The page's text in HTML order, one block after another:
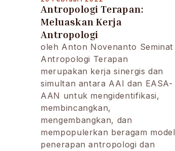
Antropologi Terapan:
Meluaskan Kerja
Antropologi
oleh Anton Novenanto Seminat
Antropologi Terapan
merupakan kerja sinergis dan
simultan antara AAI dan EASA-
AAN untuk mengidentifikasi,
membincangkan,
mengembangkan, dan
mempopulerkan beragam model
penerapan antropologi dan